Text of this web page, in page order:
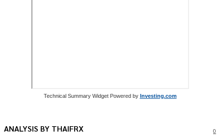
Technical Summary Widget Powered by Investing.com
0
ANALYSIS BY THAIFRX